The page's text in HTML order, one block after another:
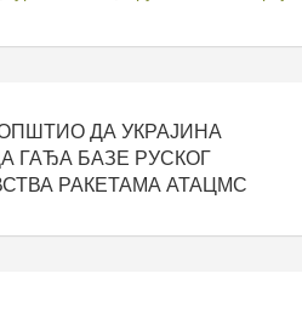
ДА УКРАЈИНА
ГАЂА БАЗЕ РУСКОГ
РАКЕТАМА АТАЦМС